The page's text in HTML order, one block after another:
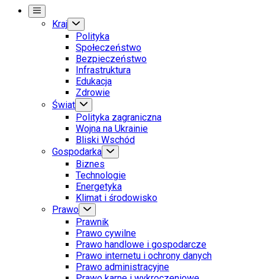
Kraj
Polityka
Społeczeństwo
Bezpieczeństwo
Infrastruktura
Edukacja
Zdrowie
Świat
Polityka zagraniczna
Wojna na Ukrainie
Bliski Wschód
Gospodarka
Biznes
Technologie
Energetyka
Klimat i środowisko
Prawo
Prawnik
Prawo cywilne
Prawo handlowe i gospodarcze
Prawo internetu i ochrony danych
Prawo administracyjne